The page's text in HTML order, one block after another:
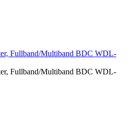
Fullband/Multiband BDC WDL-
Fullband/Multiband BDC WDL-